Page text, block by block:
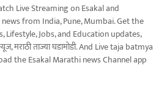
Live Streaming on Esakal and
news from India, Pune, Mumbai. Get the
Lifestyle, Jobs, and Education updates,
मराठी ताज्या घडामोडी. And Live taja batmya
the Esakal Marathi news Channel app